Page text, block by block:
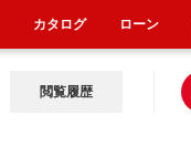
閲覧履歴
カタログ ローン